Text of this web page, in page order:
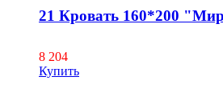
21 Кровать 160*200
8 204
Купить